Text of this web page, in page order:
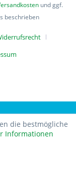
und ggf.
beschrieben
die bestmögliche
Informationen